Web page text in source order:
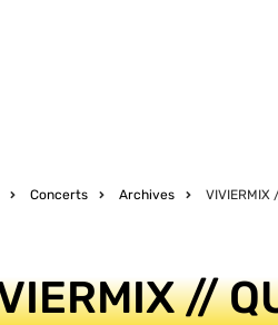
Concerts Archives VIVIERMIX
//